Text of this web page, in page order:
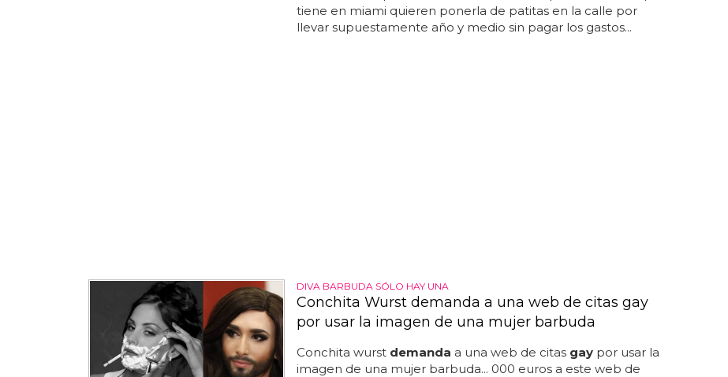
tiene en miami quieren ponerla de patitas en la calle por
llevar supuestamente año y medio sin pagar los gastos...
DIVA BARBUDA SÓLO HAY UNA
Conchita Wurst demanda a una web de citas gay
por usar la imagen de una mujer barbuda
Conchita wurst demanda a una web de citas gaypor usar la
imagen de una mujer barbuda... 000 euros a este web de